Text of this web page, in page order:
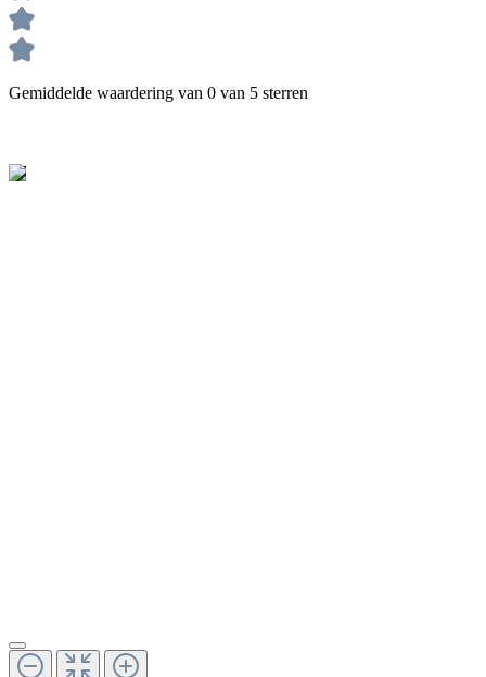
Gemiddelde waardering van 0 van 5 sterren